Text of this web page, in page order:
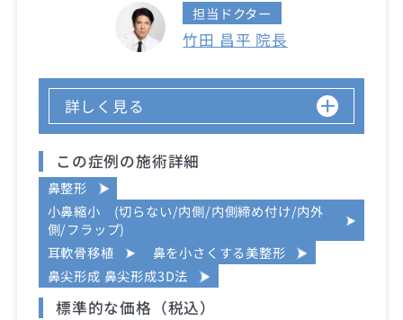
担当ドクター
竹田 昌平 院長
詳しく見る
この症例の施術詳細
鼻整形
小鼻縮小 (切らない/内側/内側締め付け/内外
側/フラップ)
耳軟骨移植
鼻を小さくする美整形
鼻尖形成 鼻尖形成3D法
標準的な価格（税込）